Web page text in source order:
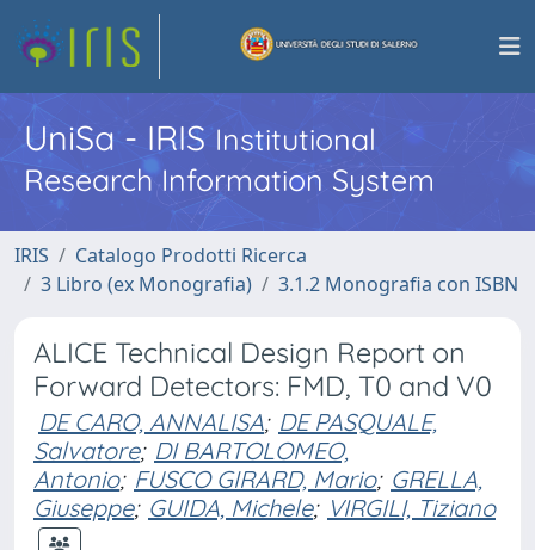
UniSa - IRISInstitutional
Research Information System
IRIS
Catalogo Prodotti Ricerca
3 Libro (ex Monografia)
3.1.2 Monografia con ISBN
ALICE Technical Design Report on
Forward Detectors: FMD, T0 and V0
DE CARO, ANNALISA; DE PASQUALE,
Salvatore; DI BARTOLOMEO,
Antonio; FUSCO GIRARD, Mario; GRELLA,
Giuseppe; GUIDA, Michele; VIRGILI, Tiziano